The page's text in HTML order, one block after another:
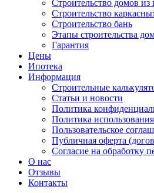
Строительство домов из
Строительство
Строительство бань
Этапы строительства
Гарантия
Цены
Ипотека
Информация
Строительные
Статьи и новости
Политика
Политика
Пользовательское
Публичная оферта
Согласие на обработку
О нас
Отзывы
Контакты